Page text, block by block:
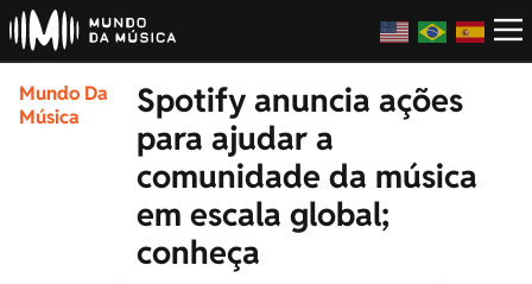
Mundo Da
Música
Spotify anuncia ações
para ajudar a
comunidade da música
em escala global;
conheça